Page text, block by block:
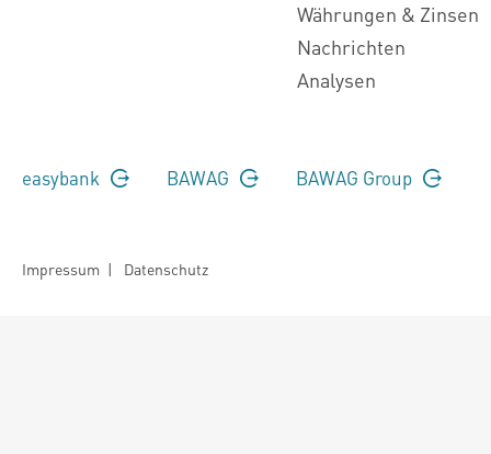
Währungen & Zinsen
Nachrichten
Analysen
easybank BAWAG BAWAG Group
Impressum | Datenschutz